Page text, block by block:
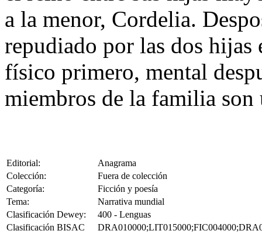
a la menor, Cordelia.
repudiado por las dos
físico primero, mental
miembros de la familia
Editorial:
Anagrama
Colección:
Fuera de colección
Categoría:
Ficción y poesía
Tema:
Narrativa mundial
Clasificación Dewey:
400 - Lenguas
Clasificación BISAC